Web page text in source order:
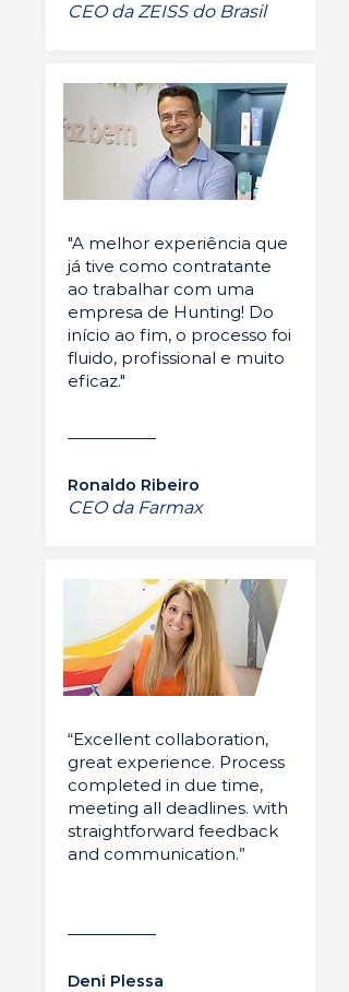
CEO da ZEISS do Brasil
"A melhor experiência que
já tive como contratante
ao trabalhar com uma
empresa de Hunting! Do
início ao fim, o processo foi
fluido, profissional e muito
eficaz."
Ronaldo Ribeiro
CEO da Farmax
“Excellent collaboration,
great experience. Process
completed in due time,
meeting all deadlines. with
straightforward feedback
and communication.”
Deni Plessa